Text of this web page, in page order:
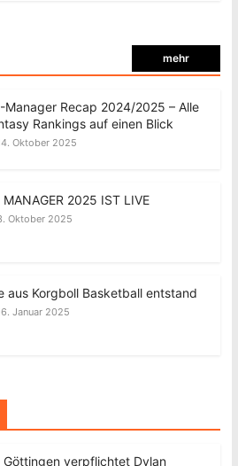
mehr
Manager Recap 2024/2025 – Alle
Rankings auf einen Blick
Oktober 2025
MANAGER 2025 IST LIVE
Oktober 2025
aus Korgboll Basketball entstand
Januar 2025
Göttingen verpflichtet Dylan